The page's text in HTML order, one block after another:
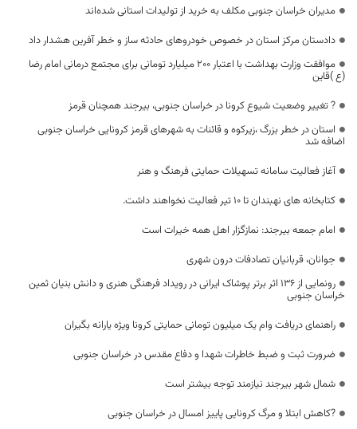
مدیران خراسان جنوبی مکلف به خرید از تولیدات استانی شده‌اند
دادستان مرکز استان در خصوص خودروهای حادثه ساز و خطر آفرین هشدار داد
موافقت وزارت بهداشت با اعتبار ۲۰۰ میلیارد تومانی برای مجتمع درمانی امام رضا
(ع )قاین
? تغییر وضعیت شیوع کرونا در خراسان جنوبی، بیرجند همچنان قرمز
استان در خطر بزرگ ،زیرکوه و قائنات به شهرهای قرمز کرونایی خراسان جنوبی
اضافه شد
آغاز فعالیت سامانه تسهیلات حمایتی فرهنگ و هنر
کتابخانه های نهبندان تا ۱۰ تیر فعالیت نخواهند داشت.
امام جمعه بیرجند: نمازگزار اهل همه خیرات است
جوانان، قربانیان تصادفات درون شهری
رونمایی از ۱۳۶ اثر برتر پوشاک ایرانی در رویداد فرهنگی هنری و دانش بنیان ثمین
خراسان جنوبی
راهنمای دریافت وام یک میلیون تومانی حمایتی کرونا ویژه یارانه بگیران
ضرورت ثبت و ضبط خاطرات شهدا و دفاع مقدس در خراسان جنوبی
شمال شهر بیرجند نیازمند توجه بیشتر است
?کاهش ابتلا و مرگ کرونایی پاییز امسال در خراسان جنوبی